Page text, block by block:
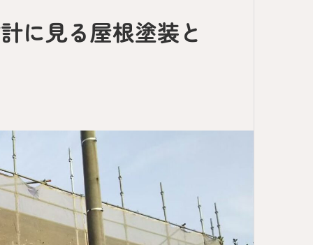
に見る屋根塗装と